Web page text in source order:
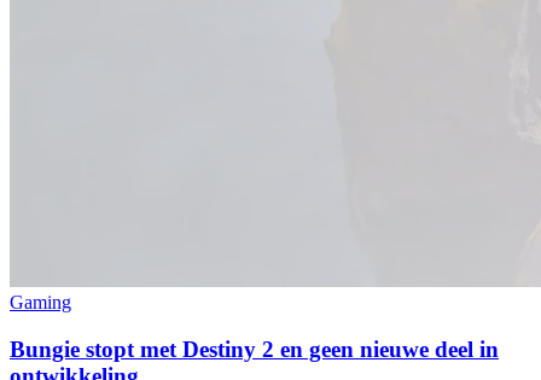
Gaming
Bungie stopt met Destiny 2 en geen nieuwe deel in